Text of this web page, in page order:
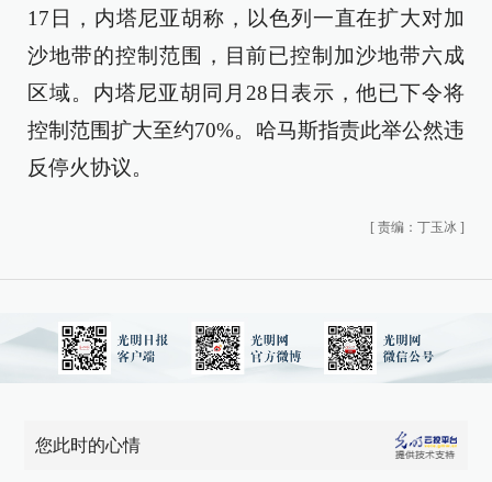
17日，内塔尼亚胡称，以色列一直在扩大对加
沙地带的控制范围，目前已控制加沙地带六成
区域。内塔尼亚胡同月28日表示，他已下令将
控制范围扩大至约70%。哈马斯指责此举公然违
反停火协议。
[ 责编：丁玉冰 ]
您此时的心情